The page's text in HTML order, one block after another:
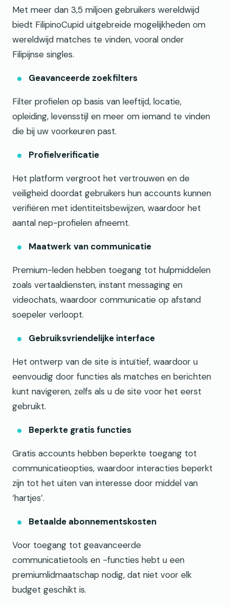
Met meer dan 3,5 miljoen gebruikers wereldwijd
biedt FilipinoCupid uitgebreide mogelijkheden om
wereldwijd matches te vinden, vooral onder
Filipijnse singles.
Geavanceerde zoekfilters
Filter profielen op basis van leeftijd, locatie,
opleiding, levensstijl en meer om iemand te vinden
die bij uw voorkeuren past.
Profielverificatie
Het platform vergroot het vertrouwen en de
veiligheid doordat gebruikers hun accounts kunnen
verifiëren met identiteitsbewijzen, waardoor het
aantal nep-profielen afneemt.
Maatwerk van communicatie
Premium-leden hebben toegang tot hulpmiddelen
zoals vertaaldiensten, instant messaging en
videochats, waardoor communicatie op afstand
soepeler verloopt.
Gebruiksvriendelijke interface
Het ontwerp van de site is intuïtief, waardoor u
eenvoudig door functies als matches en berichten
kunt navigeren, zelfs als u de site voor het eerst
gebruikt.
Beperkte gratis functies
Gratis accounts hebben beperkte toegang tot
communicatieopties, waardoor interacties beperkt
zijn tot het uiten van interesse door middel van
‘hartjes’.
Betaalde abonnementskosten
Voor toegang tot geavanceerde
communicatietools en -functies hebt u een
premiumlidmaatschap nodig, dat niet voor elk
budget geschikt is.